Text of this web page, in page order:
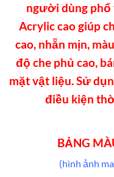
người dùng phổ
Acrylic cao giúp
cao, nhẵn mịn,
độ che phủ cao,
mặt vật liệu. Sử
điều kiện
BẢNG
(hình ảnh